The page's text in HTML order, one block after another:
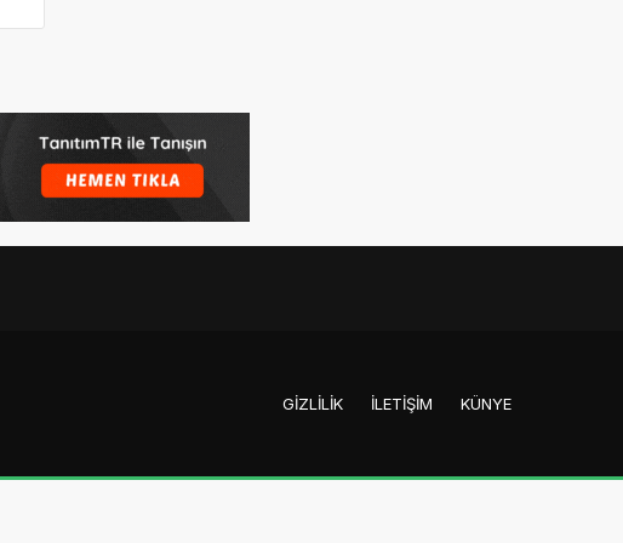
GIZLILIK İLETIŞIM KÜNYE